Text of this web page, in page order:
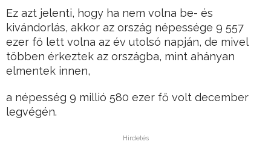
Ez azt jelenti, hogy ha nem volna be- és
kivándorlás, akkor az ország népessége 9 557
ezer fő lett volna az év utolsó napján, de mivel
többen érkeztek az országba, mint ahányan
elmentek innen,
a népesség 9 millió 580 ezer fő volt december
legvégén.
Hirdetés